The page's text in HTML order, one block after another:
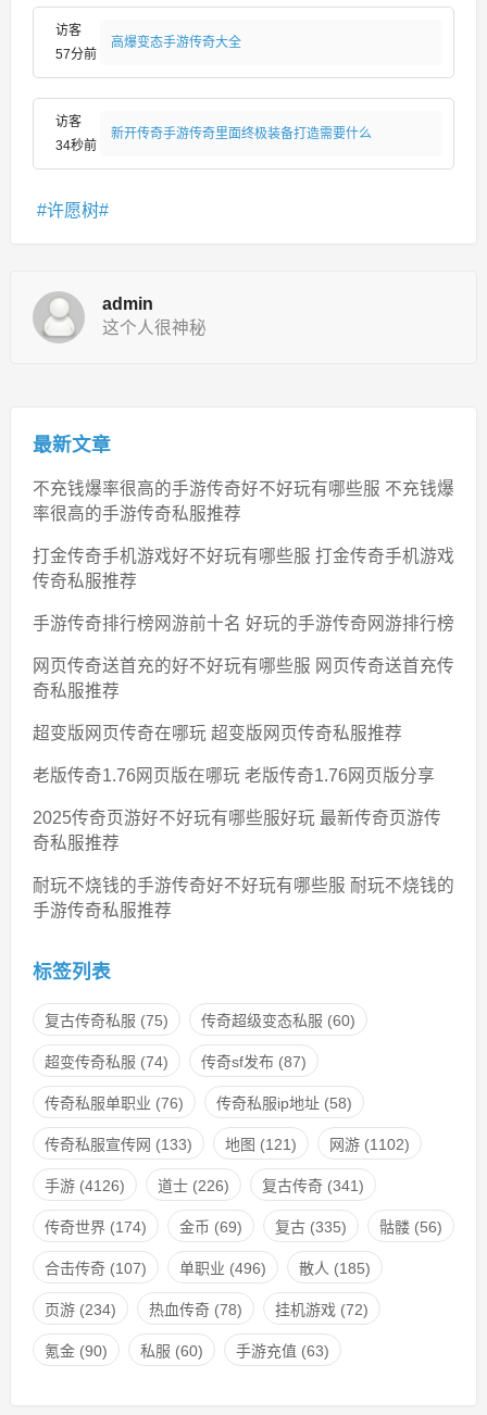
访客
57分前
高爆变态手游传奇大全
访客
34秒前
新开传奇手游传奇里面终极装备打造需要什么
许愿树
admin
这个人很神秘
最新文章
不充钱爆率很高的手游传奇好不好玩有哪些服 不充钱爆
率很高的手游传奇私服推荐
打金传奇手机游戏好不好玩有哪些服 打金传奇手机游戏
传奇私服推荐
手游传奇排行榜网游前十名 好玩的手游传奇网游排行榜
网页传奇送首充的好不好玩有哪些服 网页传奇送首充传
奇私服推荐
超变版网页传奇在哪玩 超变版网页传奇私服推荐
老版传奇1.76网页版在哪玩 老版传奇1.76网页版分享
2025传奇页游好不好玩有哪些服好玩 最新传奇页游传
奇私服推荐
耐玩不烧钱的手游传奇好不好玩有哪些服 耐玩不烧钱的
手游传奇私服推荐
标签列表
复古传奇私服 (75) 传奇超级变态私服 (60)
超变传奇私服 (74) 传奇sf发布(87)
传奇私服单职业 (76) 传奇私服ip地址(58)
传奇私服宣传网 (133) 地图 (121) 网游(1102)
手游(4126) 道士(226) 复古传奇(341)
传奇世界(174) 金币 (69) 复古(335) 骷髅(56)
合击传奇(107) 单职业 (496) 散人 (185)
页游(234) 热血传奇(78) 挂机游戏 (72)
氪金(90) 私服 (60) 手游充值 (63)